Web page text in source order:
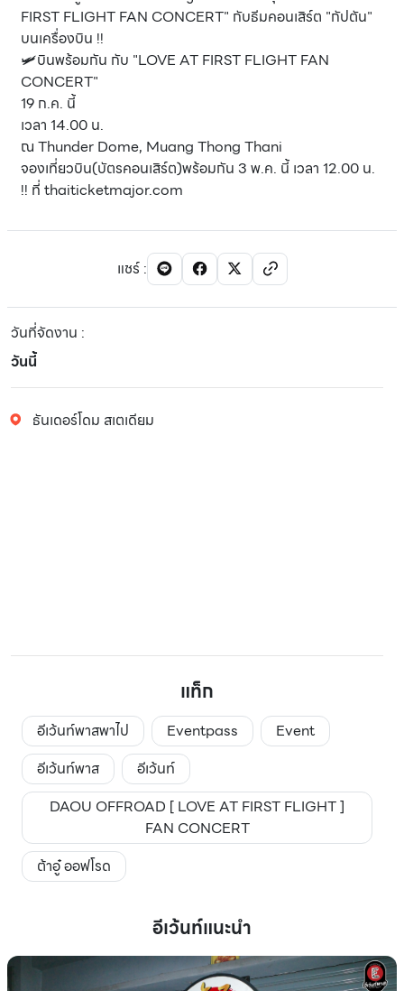
FIRST FLIGHT FAN CONCERT" กับธีมคอนเสิร์ต "กัปตัน"
บนเครื่องบิน !!
🛩บินพร้อมกัน กับ "LOVE AT FIRST FLIGHT FAN
CONCERT"
19 ก.ค. นี้
เวลา 14.00 น.
ณ Thunder Dome, Muang Thong Thani
จองเที่ยวบิน(บัตรคอนเสิร์ต)พร้อมกัน 3 พ.ค. นี้ เวลา 12.00 น.
!! ที่ thaiticketmajor.com
แชร์:
วันที่จัดงาน :
วันนี้
ธันเดอร์โดม สเตเดียม
แท็ก
อีเว้นท์พาสพาไป Eventpass
Event
อีเว้นท์พาส
อีเว้นท์
DAOU OFFROAD [ LOVE AT FIRST FLIGHT ]
FAN CONCERT
ต้าอู๋ ออฟโรด
อีเว้นท์แนะนำ